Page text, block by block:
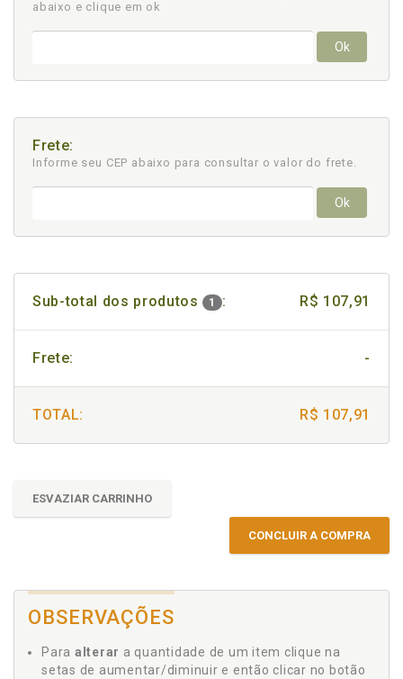
abaixo e clique em ok
Ok
Frete:
Informe seu CEP abaixo para consultar o valor do frete.
Ok
Sub-total dos produtos 1 : R$ 107,91
Frete: -
TOTAL: R$ 107,91
ESVAZIAR CARRINHO
CONCLUIR A COMPRA
OBSERVAÇÕES
Para alterar a quantidade de um item clique na
setas de aumentar/diminuir e então clicar no botão